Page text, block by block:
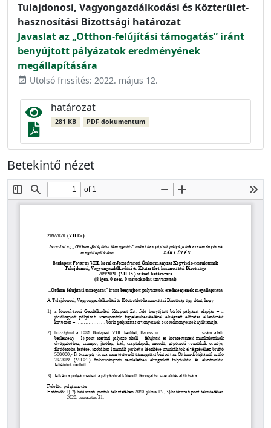
Tulajdonosi, Vagyongazdálkodási és Közterület-
hasznosítási Bizottsági határozat
Javaslat az „Otthon-felújítási támogatás” iránt
benyújtott pályázatok eredményének
megállapítására
event_available Utolsó frissítés: 2022. május 12.
határozat
281 KB PDF dokumentum
Betekintő nézet